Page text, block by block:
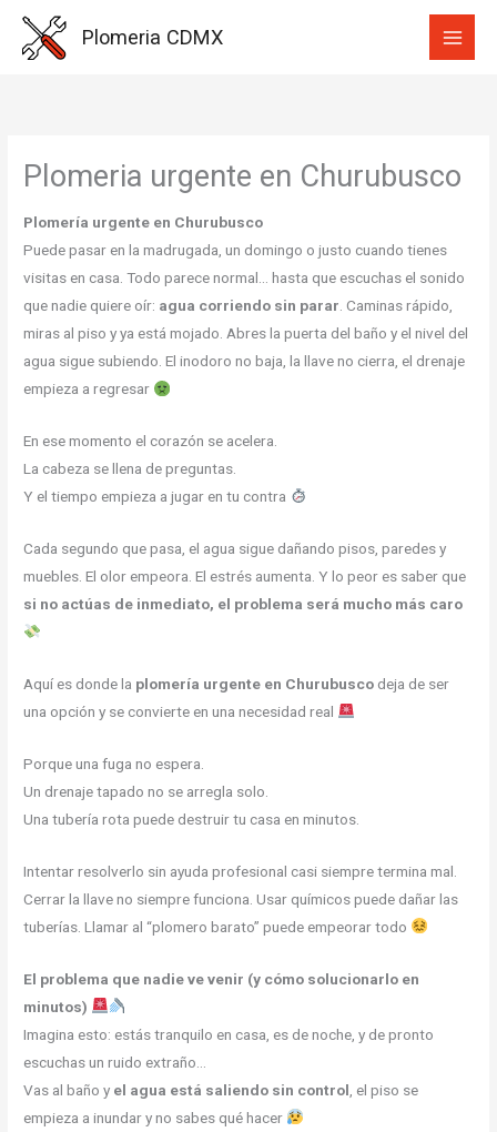
Plomeria CDMX
Plomeria urgente en Churubusco
Plomería urgente en Churubusco
Puede pasar en la madrugada, un domingo o justo cuando tienes
visitas en casa. Todo parece normal… hasta que escuchas el sonido
que nadie quiere oír: agua corriendo sin parar. Caminas rápido,
miras al piso y ya está mojado. Abres la puerta del baño y el nivel del
agua sigue subiendo. El inodoro no baja, la llave no cierra, el drenaje
empieza a regresar
En ese momento el corazón se acelera.
La cabeza se llena de preguntas.
Y el tiempo empieza a jugar en tu contra
Cada segundo que pasa, el agua sigue dañando pisos, paredes y
muebles. El olor empeora. El estrés aumenta. Y lo peor es saber que
si no actúas de inmediato, el problema será mucho más caro
Aquí es donde la plomería urgente en Churubusco deja de ser
una opción y se convierte en una necesidad real
Porque una fuga no espera.
Un drenaje tapado no se arregla solo.
Una tubería rota puede destruir tu casa en minutos.
Intentar resolverlo sin ayuda profesional casi siempre termina mal.
Cerrar la llave no siempre funciona. Usar químicos puede dañar las
tuberías. Llamar al “plomero barato” puede empeorar todo
El problema que nadie ve venir (y cómo solucionarlo en
minutos)
Imagina esto: estás tranquilo en casa, es de noche, y de pronto
escuchas un ruido extraño…
Vas al baño y el agua está saliendo sin control , el piso se
empieza a inundar y no sabes qué hacer